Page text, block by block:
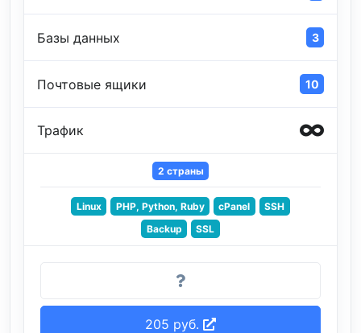
Базы данных 3
Почтовые ящики 10
Трафик
2 страны
Linux PHP, Python, Ruby cPanel
SSH
Backup
SSL
205 руб.